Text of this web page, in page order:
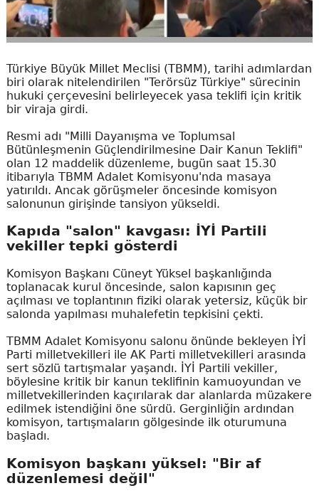
Türkiye Büyük Millet Meclisi (TBMM), tarihi adımlardan
biri olarak nitelendirilen "Terörsüz Türkiye" sürecinin
hukuki çerçevesini belirleyecek yasa teklifi için kritik
bir viraja girdi.
Resmi adı "Milli Dayanışma ve Toplumsal
Bütünleşmenin Güçlendirilmesine Dair Kanun Teklifi"
olan 12 maddelik düzenleme, bugün saat 15.30
itibarıyla TBMM Adalet Komisyonu'nda masaya
yatırıldı. Ancak görüşmeler öncesinde komisyon
salonunun girişinde tansiyon yükseldi.
Kapıda "salon" kavgası: İYİ Partili
vekiller tepki gösterdi
Komisyon Başkanı Cüneyt Yüksel başkanlığında
toplanacak kurul öncesinde, salon kapısının geç
açılması ve toplantının fiziki olarak yetersiz, küçük bir
salonda yapılması muhalefetin tepkisini çekti.
TBMM Adalet Komisyonu salonu önünde bekleyen İYİ
Parti milletvekilleri ile AK Parti milletvekilleri arasında
sert sözlü tartışmalar yaşandı. İYİ Partili vekiller,
böylesine kritik bir kanun teklifinin kamuoyundan ve
milletvekillerinden kaçırılarak dar alanlarda müzakere
edilmek istendiğini öne sürdü. Gerginliğin ardından
komisyon, tartışmaların gölgesinde ilk oturumuna
başladı.
Komisyon başkanı yüksel: "Bir af
düzenlemesi değil"